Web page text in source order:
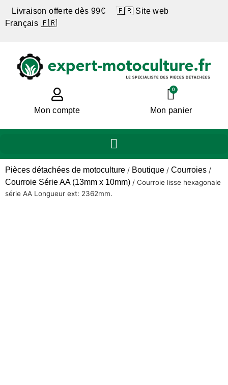
Livraison offerte dès 99€ 🇫🇷 Site web
Français 🇫🇷
Mon compte
0
Mon panier
Pièces détachées de motoculture / Boutique / Courroies /
Courroie Série AA (13mm x 10mm) / Courroie lisse hexagonale
série AA Longueur ext: 2362mm.